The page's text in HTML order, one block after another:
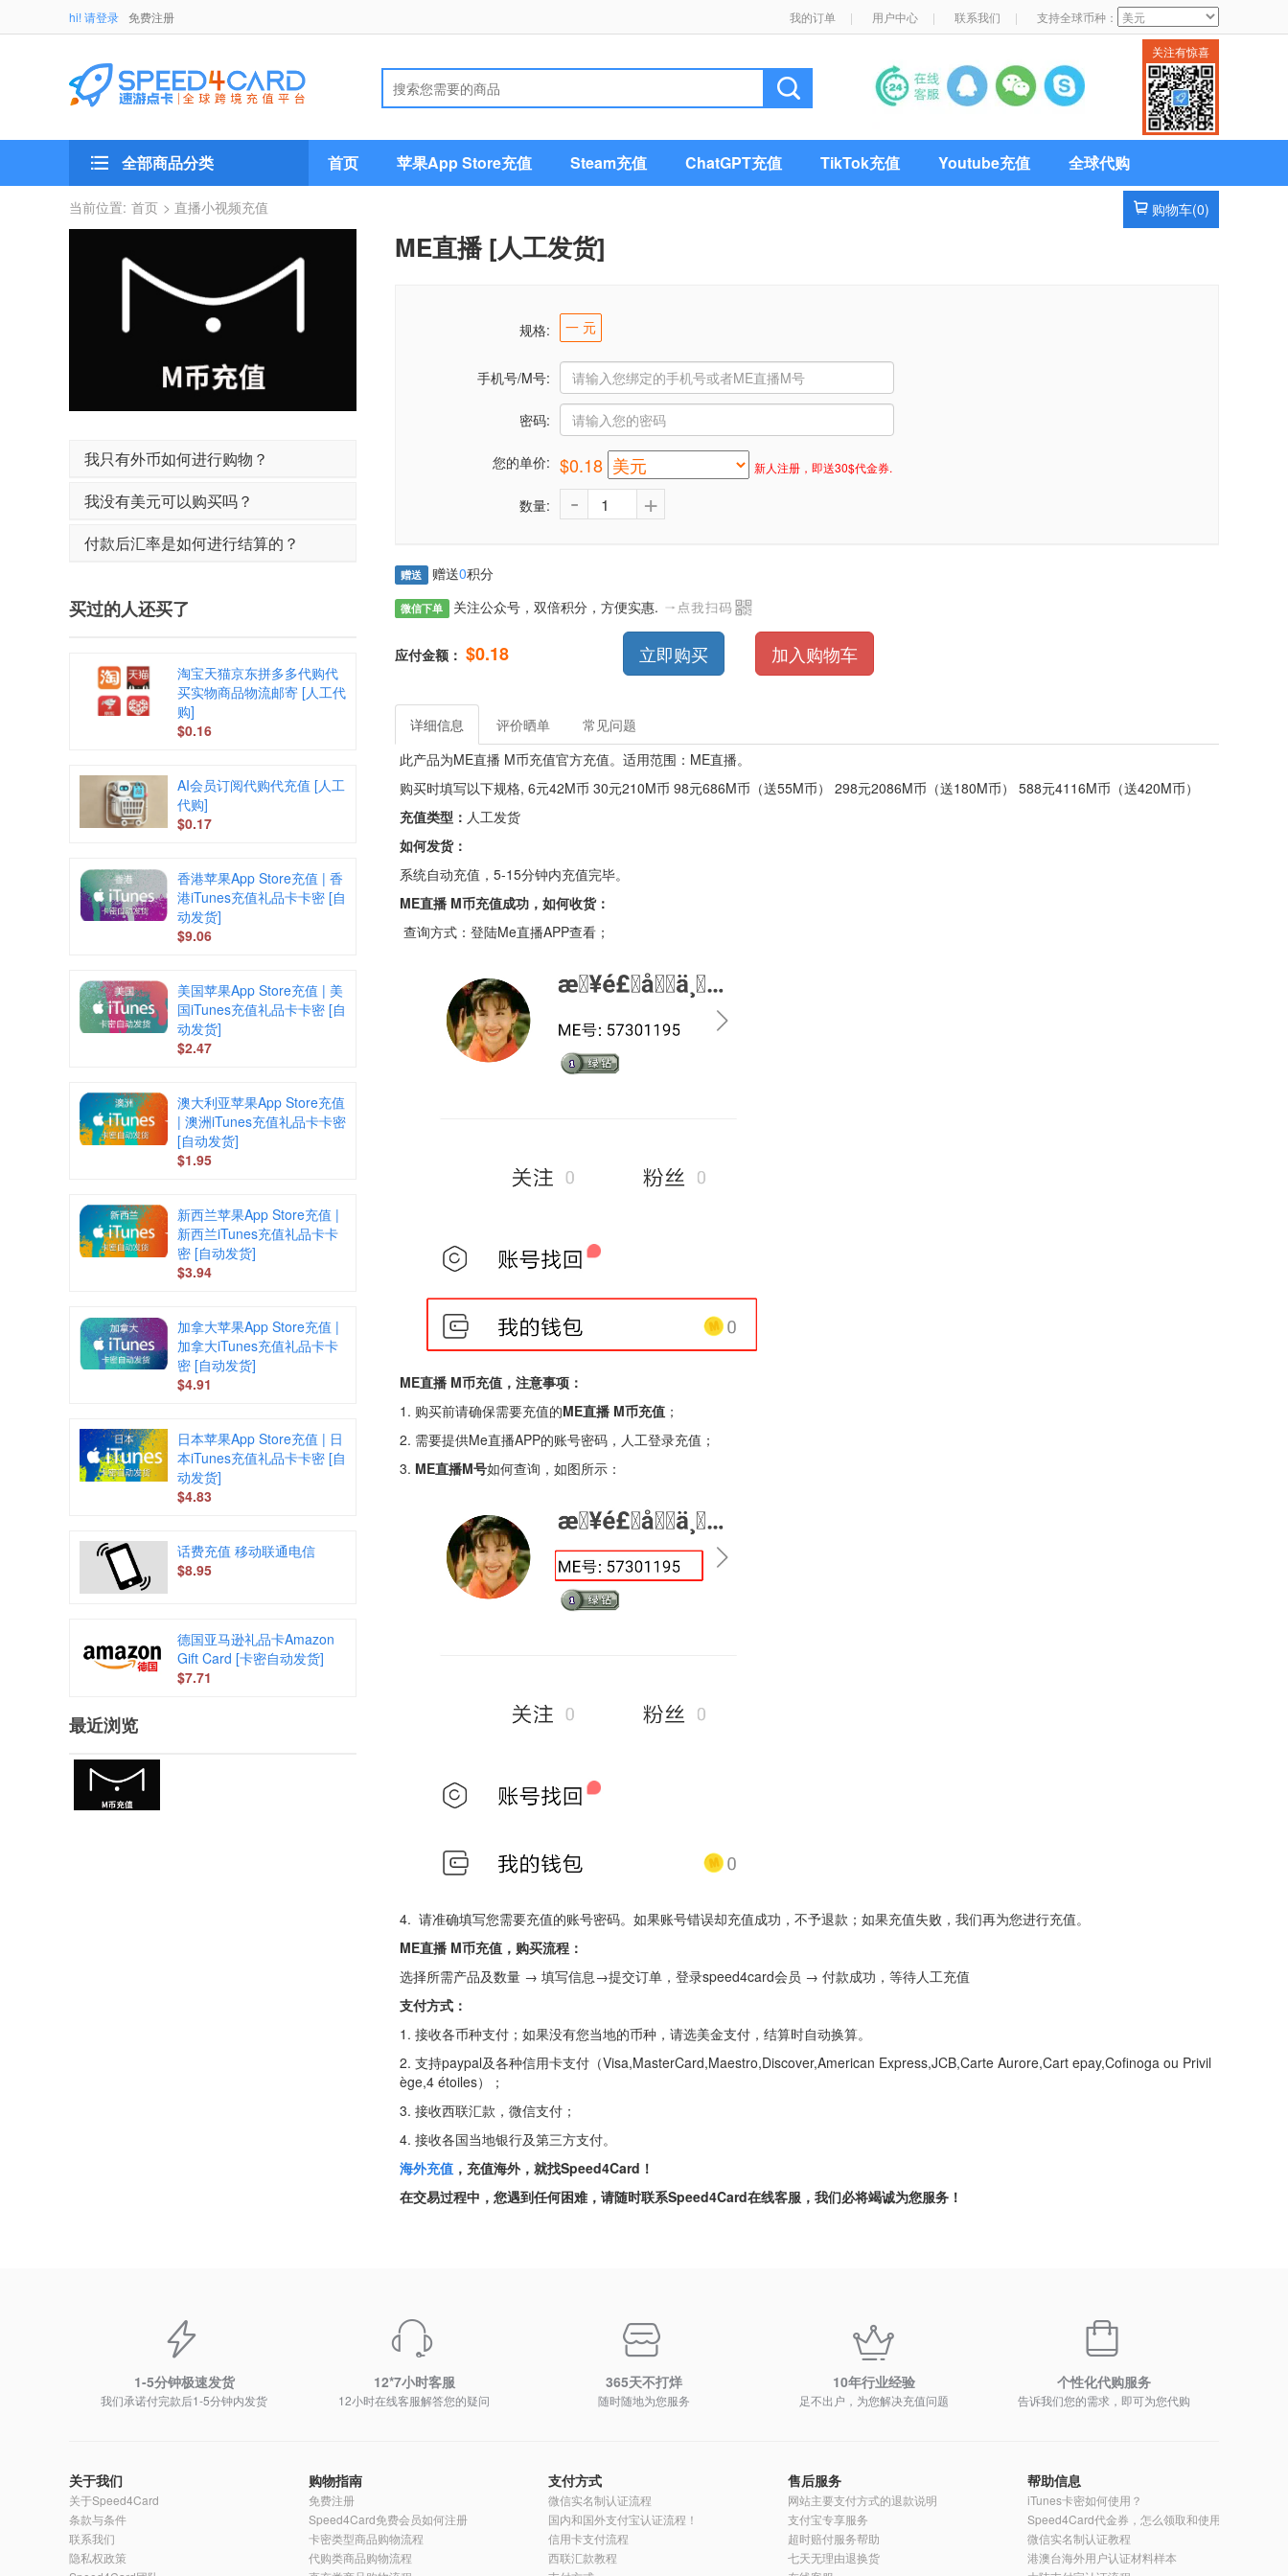
hi! 请登录 免费注册 我的订单 | 用户中心 | 联系我们 | 支持全球币种：
关注有惊喜
全部商品分类 首页 苹果App Store充值 Steam充值 ChatGPT充值 TikTok充值 Youtube充值 全球代购
购物车(0)
当前位置: 首页 > 直播小视频充值
我只有外币如何进行购物？
我没有美元可以购买吗？
付款后汇率是如何进行结算的？
买过的人还买了
淘宝天猫京东拼多多代购代
买实物商品物流邮寄 [人工代
购]
$0.16
AI会员订阅代购代充值 [人工
代购]
$0.17
香港苹果App Store充值 | 香
港iTunes充值礼品卡卡密 [自
动发货]
$9.06
美国苹果App Store充值 | 美
国iTunes充值礼品卡卡密 [自
动发货]
$2.47
澳大利亚苹果App Store充值
| 澳洲iTunes充值礼品卡卡密
[自动发货]
$1.95
新西兰苹果App Store充值 |
新西兰iTunes充值礼品卡卡
密 [自动发货]
$3.94
加拿大苹果App Store充值 |
加拿大iTunes充值礼品卡卡
密 [自动发货]
$4.91
日本苹果App Store充值 | 日
本iTunes充值礼品卡卡密 [自
动发货]
$4.83
话费充值 移动联通电信
$8.95
德国亚马逊礼品卡Amazon
Gift Card [卡密自动发货]
$7.71
最近浏览
ME直播 [人工发货]
规格: 一 元
手机号/M号:
密码:
您的单价: $0.18 新人注册，即送30$代金券.
数量: - +
赠送 赠送0积分
微信下单 关注公众号，双倍积分，方便实惠.
应付金额： $0.18 立即购买 加入购物车
详细信息 评价晒单
常见问题
此产品为ME直播 M币充值官方充值。适用范围：ME直播。
购买时填写以下规格, 6元42M币 30元210M币 98元686M币（送55M币） 298元2086M币（送180M币） 588元4116M币（送420M币）
充值类型： 人工发货
如何发货：
系统自动充值，5-15分钟内充值完毕。
ME直播 M币充值成功，如何收货：
查询方式：登陆Me直播APP查看；
ME直播 M币充值，注意事项：
1. 购买前请确保需要充值的ME直播 M币充值 ；
2. 需要提供Me直播APP的账号密码，人工登录充值；
3. ME直播M号如何查询，如图所示：
4. 请准确填写您需要充值的账号密码。如果账号错误却充值成功，不予退款；如果充值失败，我们再为您进行充值。
ME直播 M币充值， 购买流程：
选择所需产品及数量 → 填写信息→提交订单，登录speed4card会员 → 付款成功，等待人工充值
支付方式：
1. 接收各币种支付；如果没有您当地的币种，请选美金支付，结算时自动换算。
2. 支持paypal及各种信用卡支付（Visa,MasterCard,Maestro,Discover,American Express,JCB,Carte Aurore,Cart epay,Cofinoga ou Privil
ège,4 étoiles）；
3. 接收西联汇款，微信支付；
4. 接收各国当地银行及第三方支付。
海外充值 ，充值海外，就找Speed4Card！
在交易过程中，您遇到任何困难，请随时联系Speed4Card在线客服，我们必将竭诚为您服务！
1-5分钟极速发货
我们承诺付完款后1-5分钟内发货
12*7小时客服
12小时在线客服解答您的疑问
365天不打烊
随时随地为您服务
10年行业经验
足不出户，为您解决充值问题
个性化代购服务
告诉我们您的需求，即可为您代购
关于我们
关于Speed4Card
条款与条件
联系我们
隐私权政策
购物指南
免费注册
Speed4Card免费会员如何注册
卡密类型商品购物流程
代购类商品购物流程
支付方式
微信实名制认证流程
国内和国外支付宝认证流程！
信用卡支付流程
西联汇款教程
售后服务
网站主要支付方式的退款说明
支付宝专享服务
超时赔付服务帮助
七天无理由退换货
帮助信息
iTunes卡密如何使用？
Speed4Card代金券，怎么领取和使用？
微信实名制认证教程
港澳台海外用户认证材料样本